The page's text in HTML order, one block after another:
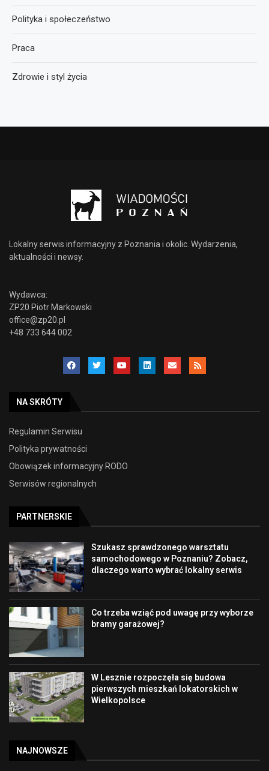
Polityka i społeczeństwo
Praca
Zdrowie i styl życia
Lokalny serwis informacyjny z Poznania i okolic. Wydarzenia,
aktualności i newsy.
Wydawca:
ZP20 Piotr Markowski
office@zp20.pl
+48 733 644 002
NA SKRÓTY
Regulamin Serwisu
Polityka prywatności
Obowiązek informacyjny RODO
Serwisów regionalnych
PARTNERSKIE
Szukasz sprawdzonego warsztatu
samochodowego w Poznaniu? Zobacz,
dlaczego warto wybrać lokalny serwis
Co trzeba wziąć pod uwagę przy wyborze
bramy garażowej?
W Lesznie rozpoczęła się budowa
pierwszych mieszkań lokatorskich w
Wielkopolsce
NAJNOWSZE